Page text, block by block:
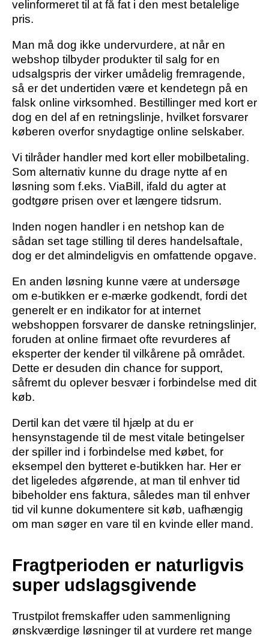
velinformeret til at få fat i den mest betalelige
pris.
Man må dog ikke undervurdere, at når en
webshop tilbyder produkter til salg for en
udsalgspris der virker umådelig fremragende,
så er det undertiden være et kendetegn på en
falsk online virksomhed. Bestillinger med kort er
dog en del af en retningslinje, hvilket forsvarer
køberen overfor snydagtige online selskaber.
Vi tilråder handler med kort eller mobilbetaling.
Som alternativ kunne du drage nytte af en
løsning som f.eks. ViaBill, ifald du agter at
godtgøre prisen over et længere tidsrum.
Inden nogen handler i en netshop kan de
sådan set tage stilling til deres handelsaftale,
dog er det almindeligvis en omfattende opgave.
En anden løsning kunne være at undersøge
om e-butikken er e-mærke godkendt, fordi det
generelt er en indikator for at internet
webshoppen forsvarer de danske retningslinjer,
foruden at online firmaet ofte revurderes af
eksperter der kender til vilkårene på området.
Dette er desuden din chance for support,
såfremt du oplever besvær i forbindelse med dit
køb.
Dertil kan det være til hjælp at du er
hensynstagende til de mest vitale betingelser
der spiller ind i forbindelse med købet, for
eksempel den bytteret e-butikken har. Her er
det ligeledes afgørende, at man til enhver tid
bibeholder ens faktura, således man til enhver
tid vil kunne dokumentere sit køb, uafhængig
om man søger en vare til en kvinde eller mand.
Fragtperioden er naturligvis
super udslagsgivende
Trustpilot fremskaffer uden sammenligning
ønskværdige løsninger til at vurdere ret mange